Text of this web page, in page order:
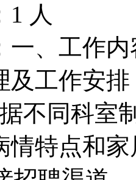
1 人
一、工作
及工作安
不同科室
情特点和